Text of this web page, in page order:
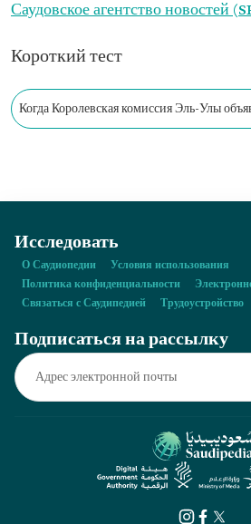
Саудовское агентство новостей
Короткий тест
Когда Королевская комиссия Эль-Улы
Исследовать
О Саудиопедии
Условия использования
Политика конфиденциальности
Связаться с Саудипедией
Трудоустройство
Подписаться на рассылку